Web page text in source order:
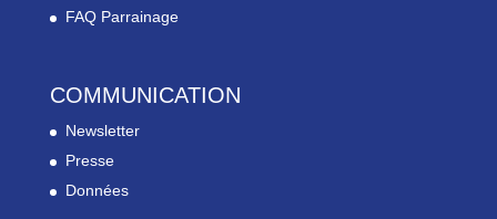
FAQ Parrainage
COMMUNICATION
Newsletter
Presse
Données